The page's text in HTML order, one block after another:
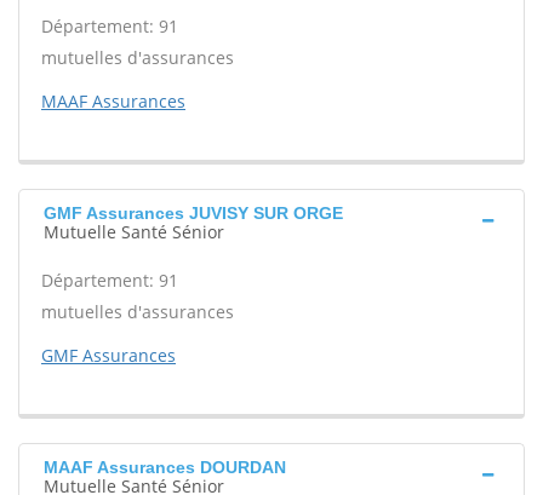
Département: 91
mutuelles d'assurances
MAAF Assurances
GMF Assurances JUVISY SUR ORGE
Mutuelle Santé Sénior
Département: 91
mutuelles d'assurances
GMF Assurances
MAAF Assurances DOURDAN
Mutuelle Santé Sénior